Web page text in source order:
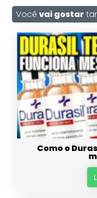
Você vai gostar
Como o